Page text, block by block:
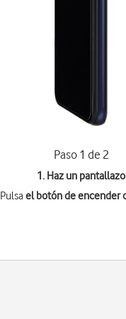
Paso 1 de 2
1. Haz un pantallazo
Pulsael botón de encender